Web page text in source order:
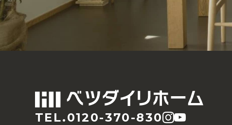
TEL.0120-370-830